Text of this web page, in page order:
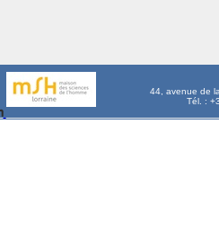
44, avenue de
Tél. :